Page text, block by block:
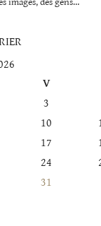
V
3
10
17
24
31